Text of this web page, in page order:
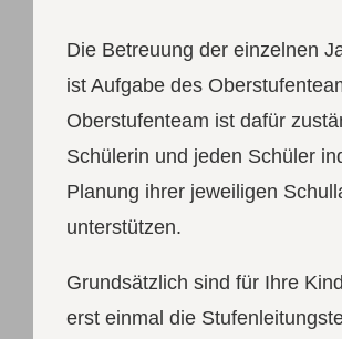
Die Betreuung der einzelnen
ist Aufgabe des
Oberstufenteam ist dafür
Schülerin und jeden Schüler
Planung ihrer jeweiligen
unterstützen.
Grundsätzlich sind für Ihre
erst einmal die